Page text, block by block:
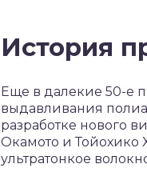
История
Еще в далекие 50-е
выдавливания
разработке нового
Окамото и Тойохико
ультратонкое